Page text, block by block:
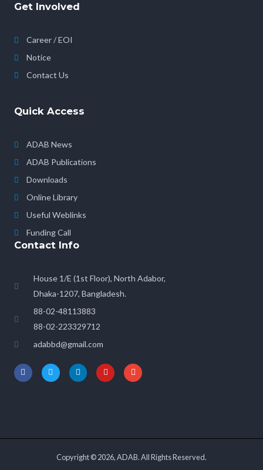
Get Involved
Career / EOI
Notice
Contact Us
Quick Access
ADAB News
ADAB Publications
Downloads
Online Library
Useful Weblinks
Funding Call
Contact Info
House 1/E (1st Floor), North Adabor,
Dhaka-1207, Bangladesh.
88-02-48113883
88-02-223329712
adabbd@gmail.com
Copyright © 2026, ADAB. All Rights Reserved.